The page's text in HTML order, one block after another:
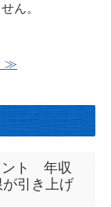
ん。
≫
ント 年収
引き上げ